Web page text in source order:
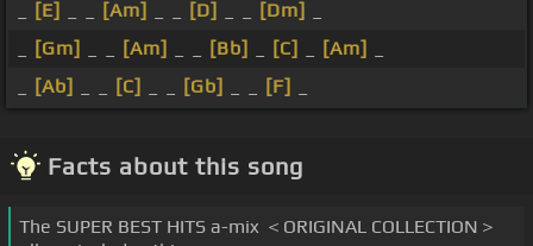
[E] [Am] [D] [Dm]
[Gm] [Am] [Bb] [C] [Am]
[Ab] [C] [Gb] [F]
Facts about this song
The SUPER BEST HITS a-mix ＜ORIGINAL COLLECTION＞